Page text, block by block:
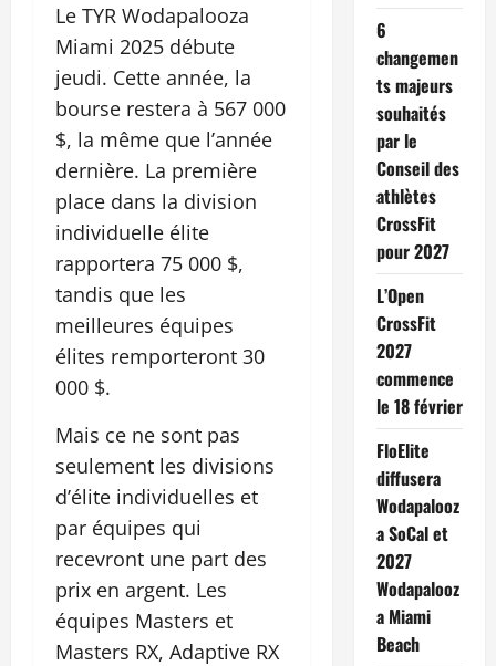
Le TYR Wodapalooza
Miami 2025 débute
jeudi. Cette année, la
bourse restera à 567 000
$, la même que l’année
dernière. La première
place dans la division
individuelle élite
rapportera 75 000 $,
tandis que les
meilleures équipes
élites remporteront 30
000 $.
Mais ce ne sont pas
seulement les divisions
d’élite individuelles et
par équipes qui
recevront une part des
prix en argent. Les
équipes Masters et
Masters RX, Adaptive RX
6
changemen
ts majeurs
souhaités
par le
Conseil des
athlètes
CrossFit
pour 2027
L’Open
CrossFit
2027
commence
le 18 février
FloElite
diffusera
Wodapalooz
a SoCal et
2027
Wodapalooz
a Miami
Beach